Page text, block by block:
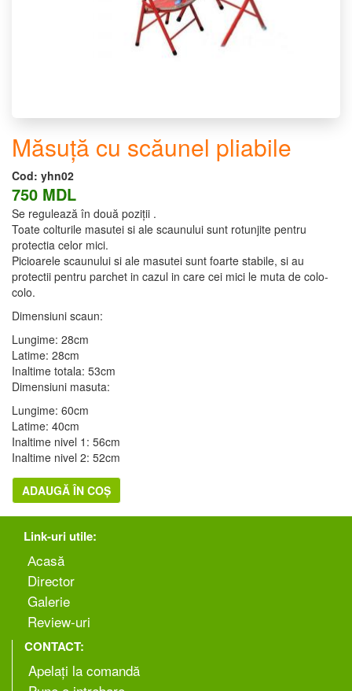
Măsuță cu scăunel pliabile
Cod: yhn02
750 MDL
Se regulează în două poziții .
Toate colturile masutei si ale scaunului sunt rotunjite pentru
protectia celor mici.
Picioarele scaunului si ale masutei sunt foarte stabile, si au
protectii pentru parchet in cazul in care cei mici le muta de colo-
colo.
Dimensiuni scaun:
Lungime: 28cm
Latime: 28cm
Inaltime totala: 53cm
Dimensiuni masuta:
Lungime: 60cm
Latime: 40cm
Inaltime nivel 1: 56cm
Inaltime nivel 2: 52cm
ADAUGĂ ÎN COȘ
Link-uri utile:
Аcasă
Director
Galerie
Review-uri
CONTACT:
Apelați la comandă